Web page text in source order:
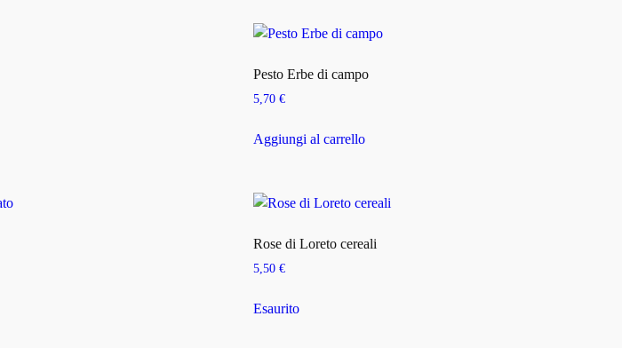
Pesto Erbe di campo
5,70 €
Aggiungi al carrello
Rose di Loreto cereali
5,50 €
Esaurito